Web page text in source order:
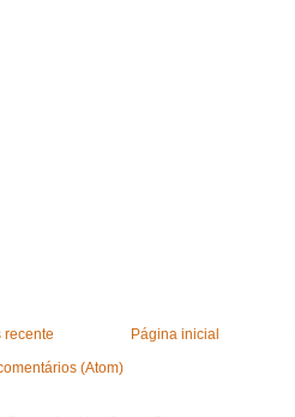
recente
Página inicial
(Atom)